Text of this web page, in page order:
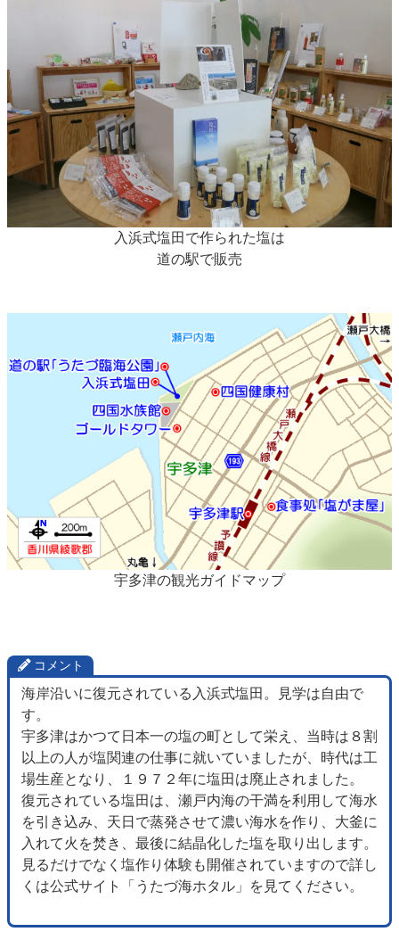
入浜式塩田で作られた塩は
道の駅で販売
宇多津の観光ガイドマップ
コメント
海岸沿いに復元されている入浜式塩田。見学は自由で
す。
宇多津はかつて日本一の塩の町として栄え、当時は８割
以上の人が塩関連の仕事に就いていましたが、時代は工
場生産となり、１９７２年に塩田は廃止されました。
復元されている塩田は、瀬戸内海の干満を利用して海水
を引き込み、天日で蒸発させて濃い海水を作り、大釜に
入れて火を焚き、最後に結晶化した塩を取り出します。
見るだけでなく塩作り体験も開催されていますので詳し
くは公式サイト「うたづ海ホタル」を見てください。